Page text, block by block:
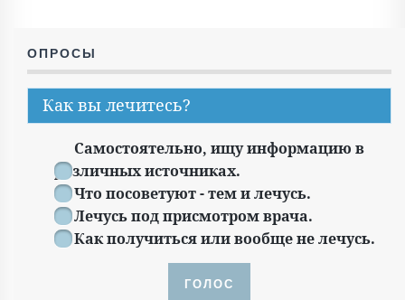
ОПРОСЫ
Как вы лечитесь?
Самостоятельно, ищу информацию в
различных источниках.
Что посоветуют - тем и лечусь.
Лечусь под присмотром врача.
Как получиться или вообще не лечусь.